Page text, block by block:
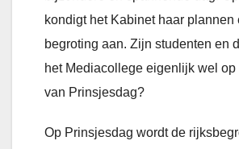
kondigt het Kabinet haar plannen
begroting aan. Zijn studenten en
het Mediacollege eigenlijk wel op
van Prinsjesdag?
Op Prinsjesdag wordt de